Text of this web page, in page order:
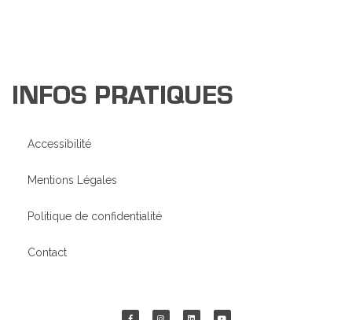
INFOS PRATIQUES
Accessibilité
Mentions Légales
Politique de confidentialité
Contact